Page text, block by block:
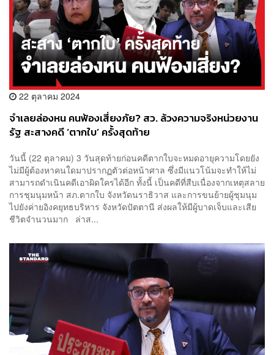
22 ตุลาคม 2024
จำเลยล่องหน คนฟ้องเสี่ยงภัย? สว. ล้วงความจริงหน่วยงาน
รัฐ สะสางคดี ‘ตากใบ’ ครั้งสุดท้าย
วันนี้ (22 ตุลาคม) 3 วันสุดท้ายก่อนคดีตากใบจะหมดอายุความโดยยัง
ไม่มีผู้ต้องหาคนใดมาปรากฏตัวต่อหน้าศาล ซึ่งมีแนวโน้มจะทำให้ไม่
สามารถดำเนินคดีเอาผิดใครได้อีก ทั้งนี้ เป็นคดีที่สืบเนื่องจากเหตุสลาย
การชุมนุมหน้า สภ.ตากใบ จังหวัดนราธิวาส และการขนย้ายผู้ชุมนุม
ไปยังค่ายอิงคยุทธบริหาร จังหวัดปัตตานี ส่งผลให้มีผู้บาดเจ็บและเสีย
ชีวิตจำนวนมาก ล่าส...